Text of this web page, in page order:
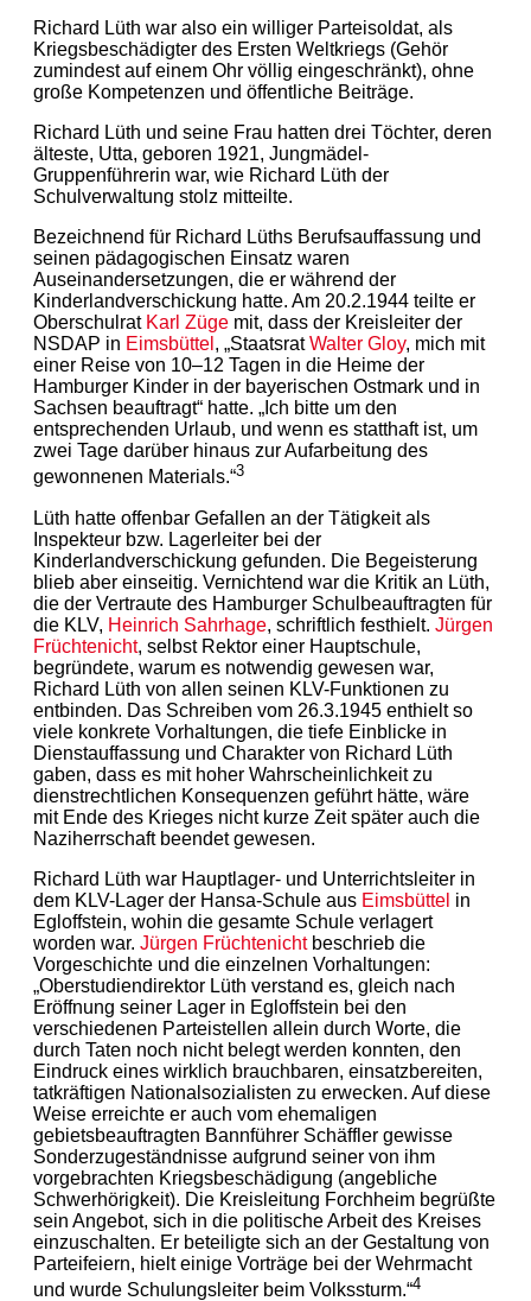
Richard Lüth war also ein williger Parteisoldat, als
Kriegsbeschädigter des Ersten Weltkriegs (Gehör
zumindest auf einem Ohr völlig eingeschränkt), ohne
große Kompetenzen und öffentliche Beiträge.
Richard Lüth und seine Frau hatten drei Töchter, deren
älteste, Utta, geboren 1921, Jungmädel-
Gruppenführerin war, wie Richard Lüth der
Schulverwaltung stolz mitteilte.
Bezeichnend für Richard Lüths Berufsauffassung und
seinen pädagogischen Einsatz waren
Auseinandersetzungen, die er während der
Kinderlandverschickung hatte. Am 20.2.1944 teilte er
Oberschulrat Karl Züge mit, dass der Kreisleiter der
NSDAP in Eimsbüttel , „StaatsratWalter Gloy, mich mit
einer Reise von 10–12 Tagen in die Heime der
Hamburger Kinder in der bayerischen Ostmark und in
Sachsen beauftragt“ hatte. „Ich bitte um den
entsprechenden Urlaub, und wenn es statthaft ist, um
zwei Tage darüber hinaus zur Aufarbeitung des
gewonnenen Materials.“3
Lüth hatte offenbar Gefallen an der Tätigkeit als
Inspekteur bzw. Lagerleiter bei der
Kinderlandverschickung gefunden. Die Begeisterung
blieb aber einseitig. Vernichtend war die Kritik an Lüth,
die der Vertraute des Hamburger Schulbeauftragten für
die KLV, Heinrich Sahrhage, schriftlich festhielt. Jürgen
Früchtenicht, selbst Rektor einer Hauptschule,
begründete, warum es notwendig gewesen war,
Richard Lüth von allen seinen KLV-Funktionen zu
entbinden. Das Schreiben vom 26.3.1945 enthielt so
viele konkrete Vorhaltungen, die tiefe Einblicke in
Dienstauffassung und Charakter von Richard Lüth
gaben, dass es mit hoher Wahrscheinlichkeit zu
dienstrechtlichen Konsequenzen geführt hätte, wäre
mit Ende des Krieges nicht kurze Zeit später auch die
Naziherrschaft beendet gewesen.
Richard Lüth war Hauptlager- und Unterrichtsleiter in
dem KLV-Lager der Hansa-Schule aus Eimsbüttel in
Egloffstein, wohin die gesamte Schule verlagert
worden war. Jürgen Früchtenichtbeschrieb die
Vorgeschichte und die einzelnen Vorhaltungen:
„Oberstudiendirektor Lüth verstand es, gleich nach
Eröffnung seiner Lager in Egloffstein bei den
verschiedenen Parteistellen allein durch Worte, die
durch Taten noch nicht belegt werden konnten, den
Eindruck eines wirklich brauchbaren, einsatzbereiten,
tatkräftigen Nationalsozialisten zu erwecken. Auf diese
Weise erreichte er auch vom ehemaligen
gebietsbeauftragten Bannführer Schäffler gewisse
Sonderzugeständnisse aufgrund seiner von ihm
vorgebrachten Kriegsbeschädigung (angebliche
Schwerhörigkeit). Die Kreisleitung Forchheim begrüßte
sein Angebot, sich in die politische Arbeit des Kreises
einzuschalten. Er beteiligte sich an der Gestaltung von
Parteifeiern, hielt einige Vorträge bei der Wehrmacht
und wurde Schulungsleiter beim Volkssturm.“4